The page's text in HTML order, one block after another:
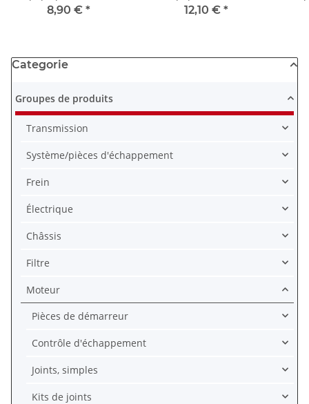
350 F CB 400 F # 12391-
8,90 € *
1100 YXZ 1000 # 2H7-
12,10 € *
Categorie
Groupes de produits
Transmission
Système/pièces d'échappement
Frein
Électrique
Châssis
Filtre
Moteur
Pièces de démarreur
Contrôle d'échappement
Joints, simples
Kits de joints